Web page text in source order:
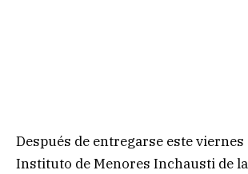
Después de entregarse este viernes
Instituto de Menores Inchausti de